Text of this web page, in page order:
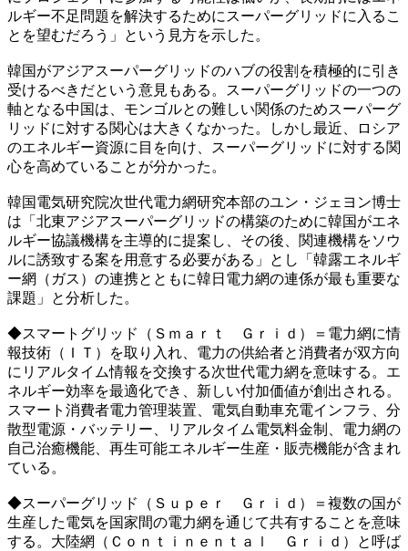
ルギー不足問題を解決するためにスーパーグリッドに入るこ
とを望むだろう」という見方を示した。
韓国がアジアスーパーグリッドのハブの役割を積極的に引き
受けるべきだという意見もある。スーパーグリッドの一つの
軸となる中国は、モンゴルとの難しい関係のためスーパーグ
リッドに対する関心は大きくなかった。しかし最近、ロシア
のエネルギー資源に目を向け、スーパーグリッドに対する関
心を高めていることが分かった。
韓国電気研究院次世代電力網研究本部のユン・ジェヨン博士
は「北東アジアスーパーグリッドの構築のために韓国がエネ
ルギー協議機構を主導的に提案し、その後、関連機構をソウ
ルに誘致する案を用意する必要がある」とし「韓露エネルギ
ー網（ガス）の連携とともに韓日電力網の連係が最も重要な
課題」と分析した。
◆スマートグリッド（Ｓｍａｒｔ Ｇｒｉｄ）＝電力網に情
報技術（ＩＴ）を取り入れ、電力の供給者と消費者が双方向
にリアルタイム情報を交換する次世代電力網を意味する。エ
ネルギー効率を最適化でき、新しい付加価値が創出される。
スマート消費者電力管理装置、電気自動車充電インフラ、分
散型電源・バッテリー、リアルタイム電気料金制、電力網の
自己治癒機能、再生可能エネルギー生産・販売機能が含まれ
ている。
◆スーパーグリッド（Ｓｕｐｅｒ Ｇｒｉｄ）＝複数の国が
生産した電気を国家間の電力網を通じて共有することを意味
する。大陸網（Ｃｏｎｔｉｎｅｎｔａｌ Ｇｒｉｄ）と呼ば